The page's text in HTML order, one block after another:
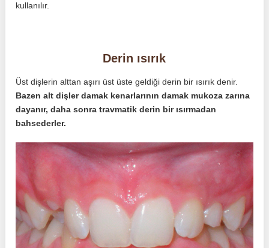
kullanılır.
Derin ısırık
Üst dişlerin alttan aşırı üst üste geldiği derin bir ısırık denir.
Bazen alt dişler damak kenarlarının damak mukoza zarına
dayanır, daha sonra travmatik derin bir ısırmadan
bahsederler.